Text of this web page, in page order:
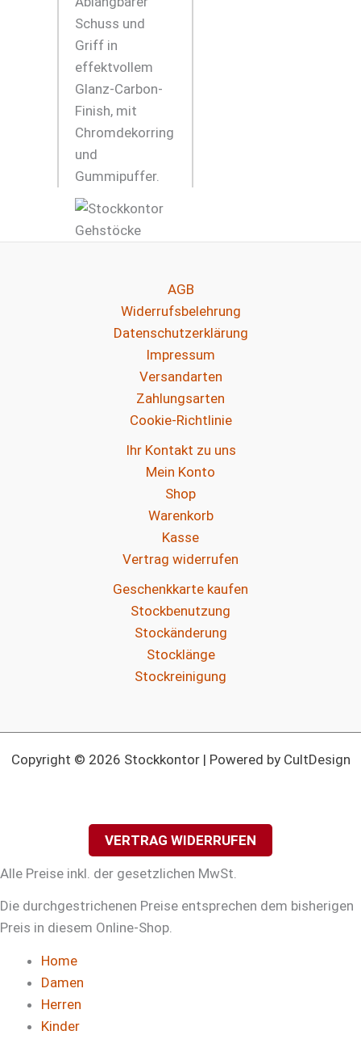
Schuss und
Griff in
effektvollem
Glanz-Carbon-
Finish, mit
Chromdekorring
und
Gummipuffer.
AGB
Widerrufsbelehrung
Datenschutzerklärung
Impressum
Versandarten
Zahlungsarten
Cookie-Richtlinie
Ihr Kontakt zu uns
Mein Konto
Shop
Warenkorb
Kasse
Vertrag widerrufen
Geschenkkarte kaufen
Stockbenutzung
Stockänderung
Stocklänge
Stockreinigung
Copyright © 2026 Stockkontor | Powered by CultDesign
VERTRAG WIDERRUFEN
Alle Preise inkl. der gesetzlichen MwSt.
Die durchgestrichenen Preise entsprechen dem bisherigen
Preis in diesem Online-Shop.
Home
Damen
Herren
Kinder